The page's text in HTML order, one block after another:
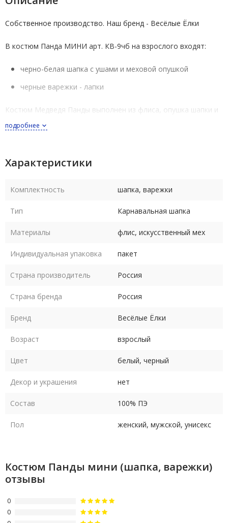
Собственное производство. Наш бренд - Весёлые Ёлки
В костюм Панда МИНИ арт. КВ-9чб на взрослого входят:
черно-белая шапка с ушами и меховой опушкой
черные варежки - лапки
Костюм Медведя Панды выполнен из флиса, опушка шапки и
верх варежек - из черного искусственного меха
обхват головы 56-58 см), 60 (мужской - на обхват головы 59-
61 см). Размеры российские
В комплекте с шапкой 58-го размера идут варежки женского
В комплекте с шапкой 60-го размера идут варежки мужского
подробнее
Характеристики
Комплектность шапка, варежки
Тип Карнавальная шапка
Материалы флис, искусственный мех
Индивидуальная упаковка пакет
Страна производитель Россия
Страна бренда Россия
Бренд Весёлые Ёлки
Возраст взрослый
Цвет белый, черный
Декор и украшения нет
Состав 100% ПЭ
Пол женский, мужской, унисекс
Костюм Панды мини (шапка, варежки)
отзывы
0
0